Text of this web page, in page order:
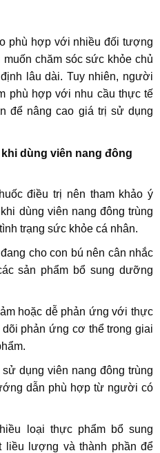
phù hợp với nhiều đối tượng
chăm sóc sức khỏe chủ
lâu dài. Tuy nhiên, người
phù hợp với nhu cầu thực tế
để nâng cao giá trị sử dụng
dùng viên nang đông
điều trị nên tham khảo ý
dùng viên nang đông trùng
trạng sức khỏe cá nhân.
cho con bú nên cân nhắc
sản phẩm bổ sung dưỡng
hoặc dễ phản ứng với thực
phản ứng cơ thể trong giai
dụng viên nang đông trùng
dẫn phù hợp từ người có
loại thực phẩm bổ sung
liều lượng và thành phần để